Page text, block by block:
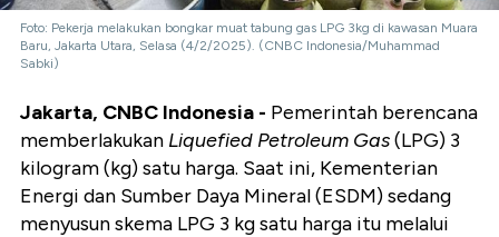
Foto: Pekerja melakukan bongkar muat tabung gas LPG 3kg di kawasan Muara
Baru, Jakarta Utara, Selasa (4/2/2025). (CNBC Indonesia/Muhammad
Sabki)
Jakarta, CNBC Indonesia - Pemerintah berencana
memberlakukan Liquefied Petroleum Gas(LPG) 3
kilogram (kg) satu harga. Saat ini, Kementerian
Energi dan Sumber Daya Mineral (ESDM) sedang
menyusun skema LPG 3 kg satu harga itu melalui